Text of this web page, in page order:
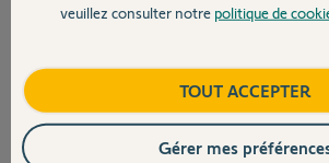
Contact
Réponses
Bonjour Matthieu
La compatibilité Somfy Homekit se limite a la liste
veuillez consulter notre politique de
TOUT ACCEPTER
Gérer mes